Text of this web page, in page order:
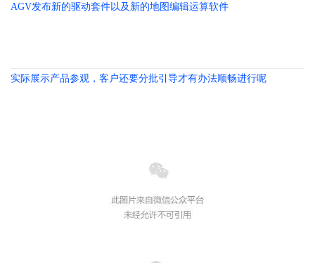
AGV发布新的驱动套件以及新的地图编辑运算软件
实际展示产品参观，客户还要分批引导才有办法顺畅进行呢